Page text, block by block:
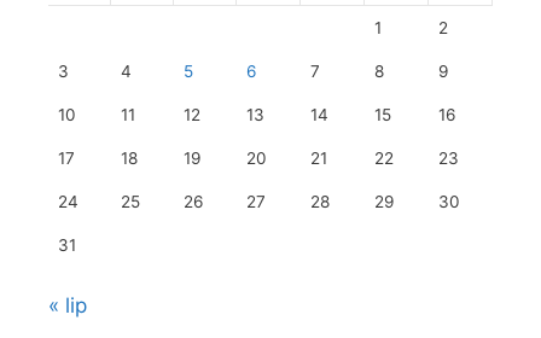
1 2
3 4 5 6 7 8 9
10 11 12 13 14 15 16
17 18 19 20 21 22 23
24 25 26 27 28 29 30
31
« lip